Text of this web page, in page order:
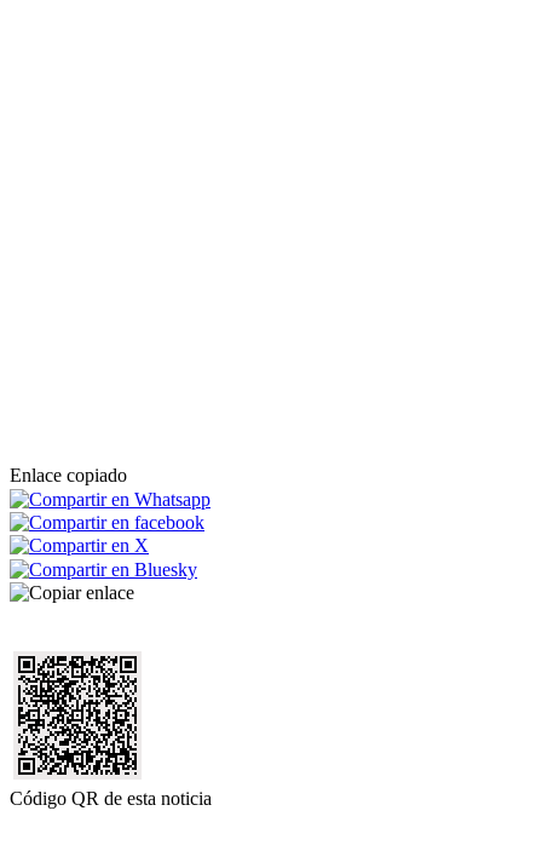
Enlace copiado
Código QR de esta noticia